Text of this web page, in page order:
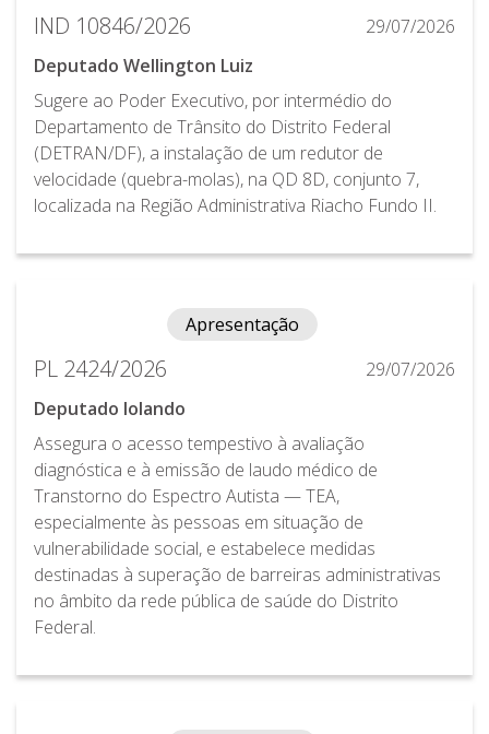
IND 10846/2026
29/07/2026
Deputado Wellington Luiz
Sugere ao Poder Executivo, por intermédio do
Departamento de Trânsito do Distrito Federal
(DETRAN/DF), a instalação de um redutor de
velocidade (quebra-molas), na QD 8D, conjunto 7,
localizada na Região Administrativa Riacho Fundo II.
Apresentação
PL 2424/2026
29/07/2026
Deputado Iolando
Assegura o acesso tempestivo à avaliação
diagnóstica e à emissão de laudo médico de
Transtorno do Espectro Autista — TEA,
especialmente às pessoas em situação de
vulnerabilidade social, e estabelece medidas
destinadas à superação de barreiras administrativas
no âmbito da rede pública de saúde do Distrito
Federal.